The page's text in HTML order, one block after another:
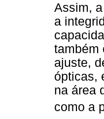
Assim,
a
também
ajuste,
ópticas,
na área
como a